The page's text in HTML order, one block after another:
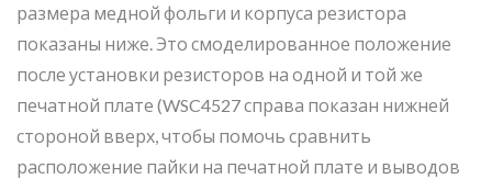
размера медной фольги и корпуса резистора
показаны ниже. Это смоделированное положение
после установки резисторов на одной и той же
печатной плате (WSC4527 справа показан нижней
стороной вверх, чтобы помочь сравнить
расположение пайки на печатной плате и выводов